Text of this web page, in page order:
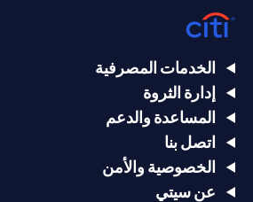
الخدمات المصرفية
إدارة الثروة
المساعدة والدعم
اتصل بنا
الخصوصية والأمن
عن سيتي